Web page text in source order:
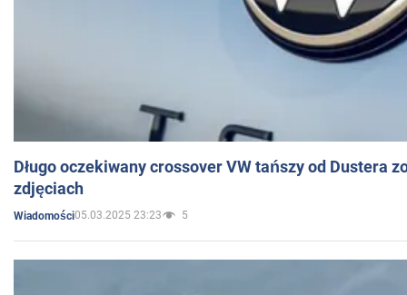
Długo oczekiwany crossover VW tańszy od Dustera
zdjęciach
Wiadomości05.03.2025 23:23 5